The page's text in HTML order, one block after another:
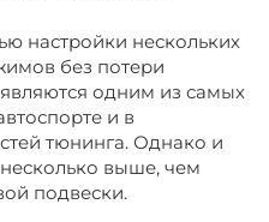
настройки нескольких
без потери
одним из самых
и в
тюнинга. Однако и
выше, чем
подвески.